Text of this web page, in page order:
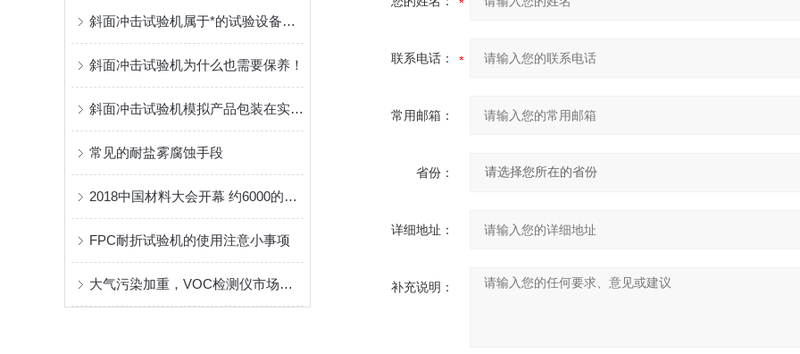
斜面冲击试验机属于*的试验设备有几个原因
斜面冲击试验机为什么也需要保养！
斜面冲击试验机模拟产品包装在实际运输环境中抗冲击损坏的能力
常见的耐盐雾腐蚀手段
2018中国材料大会开幕 约6000的参会人数创新高_上海荷效壹供
FPC耐折试验机的使用注意小事项
大气污染加重，VOC检测仪市场回暖
联系电话：
常用邮箱：
省份：
详细地址：
补充说明：